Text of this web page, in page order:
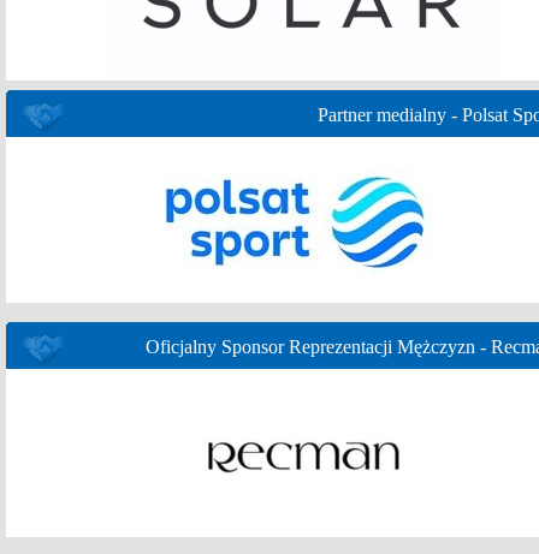
Partner medialny - Polsat
Oficjalny Sponsor Reprezentacji Mężczyzn -